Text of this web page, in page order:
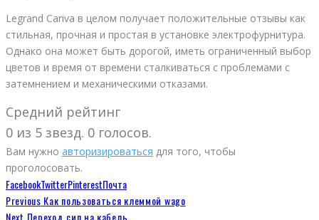
Legrand Cariva в целом получает положительные отзывы как
стильная, прочная и простая в установке электрофурнитура.
Однако она может быть дорогой, иметь ограниченный выбор
цветов и время от времени сталкиваться с проблемами с
затемнением и механическими отказами.
Средний рейтинг
0 из 5 звезд. 0 голосов.
Вам нужно авторизироваться для того, чтобы
проголосовать.
FacebookTwitterPinterestПочта
Previous Как пользоваться клеммой wago
Next Переход сип на кабель